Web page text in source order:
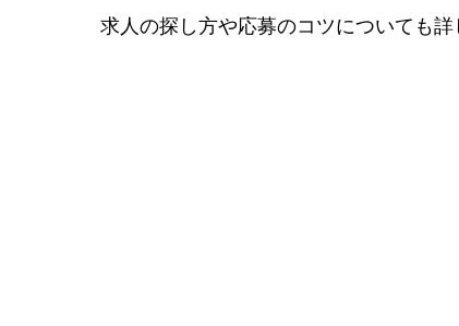
求人の探し方や応募のコツについても